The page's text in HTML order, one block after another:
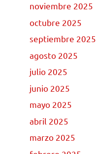
noviembre 2025
octubre 2025
septiembre 2025
agosto 2025
julio 2025
junio 2025
mayo 2025
abril 2025
marzo 2025